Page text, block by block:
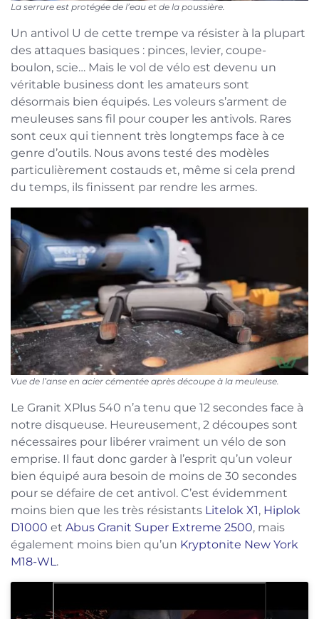
La serrure est protégée de l’eau et de la poussière.
Un antivol U de cette trempe va résister à la plupart
des attaques basiques : pinces, levier, coupe-
boulon, scie… Mais le vol de vélo est devenu un
véritable business dont les amateurs sont
désormais bien équipés. Les voleurs s’arment de
meuleuses sans fil pour couper les antivols. Rares
sont ceux qui tiennent très longtemps face à ce
genre d’outils. Nous avons testé des modèles
particulièrement costauds et, même si cela prend
du temps, ils finissent par rendre les armes.
Vue de l’anse en acier cémentée après découpe à la meuleuse.
Le Granit XPlus 540 n’a tenu que 12 secondes face à
notre disqueuse. Heureusement, 2 découpes sont
nécessaires pour libérer vraiment un vélo de son
emprise. Il faut donc garder à l’esprit qu’un voleur
bien équipé aura besoin de moins de 30 secondes
pour se défaire de cet antivol. C’est évidemment
moins bien que les très résistants Litelok X1, Hiplok
D1000 et Abus Granit Super Extreme 2500, mais
également moins bien qu’un Kryptonite New York
M18-WL.